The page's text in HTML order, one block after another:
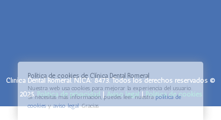
Clínica Dental Romeral. NICA: 8473. Todos los derechos reservados ©
2025.Política de privacidad|Aviso legal|Política de cookies
Política de cookies de Clínica Dental Romeral
Nuestra web usa cookies para mejorar la experiencia del usuario.
Si necesitas más información, puedes leer nuestrapolítica de
cookiesyaviso legal. Gracias